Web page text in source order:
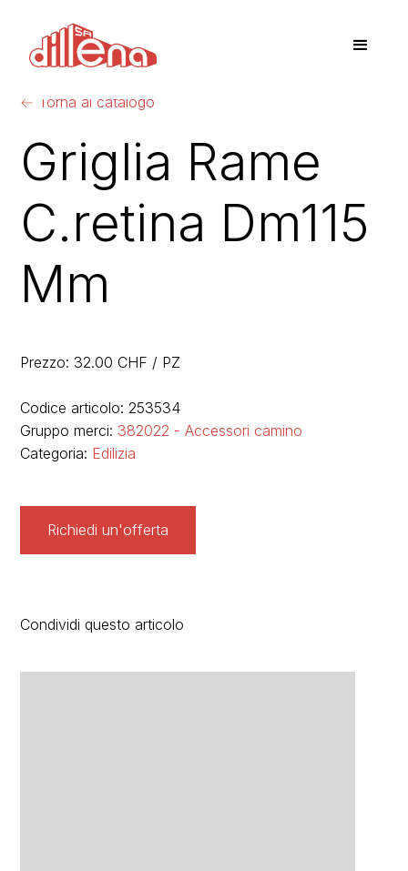
← Torna al catalogo
Griglia Rame
C.retina Dm115
Mm
Prezzo: 32.00 CHF / PZ
Codice articolo: 253534
Gruppo merci: 382022 - Accessori camino
Categoria: Edilizia
Richiedi un'offerta
Condividi questo articolo